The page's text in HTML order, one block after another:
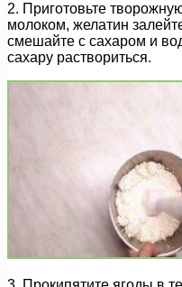
2. Приготовьте
молоком, желатин
смешайте с сахаром и
сахару раствориться.